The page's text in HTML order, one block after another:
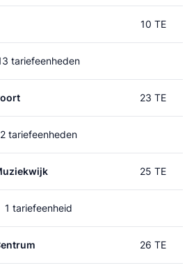
10 TE
tariefeenheden
23 TE
2 tariefeenheden
25 TE
1 tariefeenheid
26 TE